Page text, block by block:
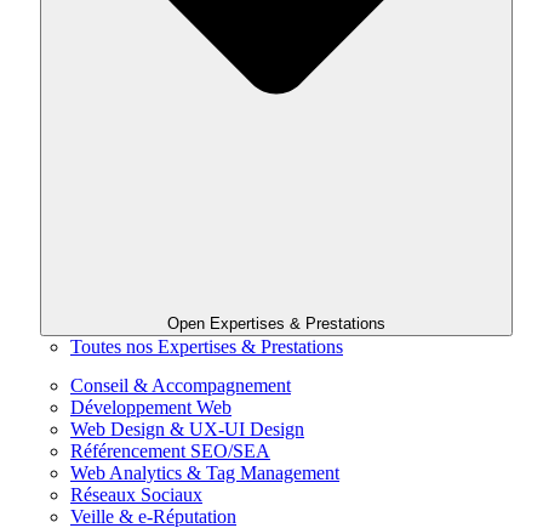
Open Expertises & Prestations
Toutes nos Expertises & Prestations
Conseil & Accompagnement
Développement Web
Web Design & UX-UI Design
Référencement SEO/SEA
Web Analytics & Tag Management
Réseaux Sociaux
Veille & e-Réputation